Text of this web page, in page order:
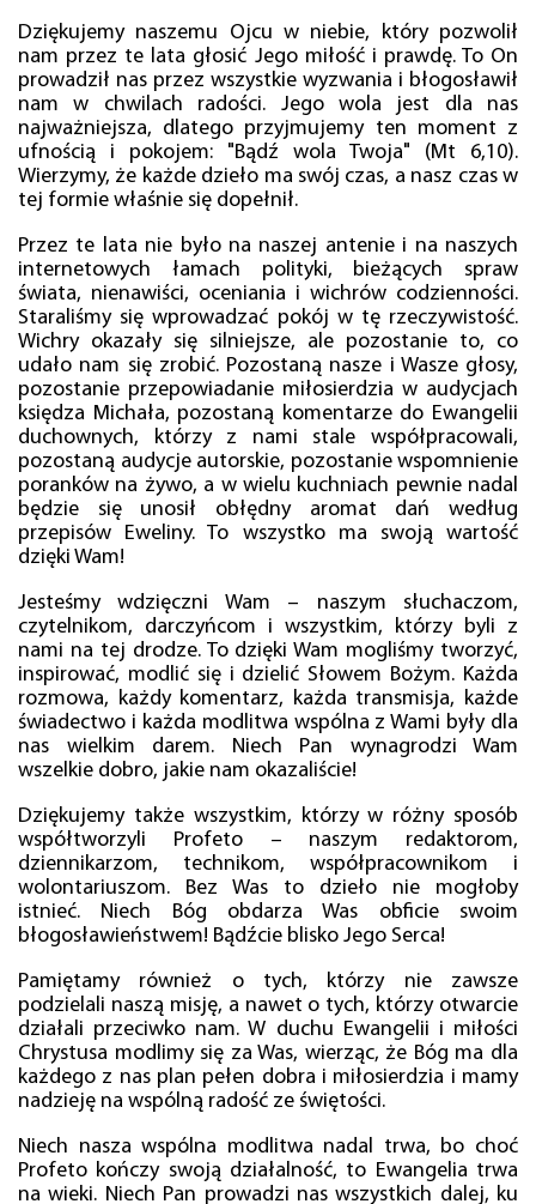
Dziękujemy naszemu Ojcu w niebie, który pozwolił
nam przez te lata głosić Jego miłość i prawdę. To On
prowadził nas przez wszystkie wyzwania i błogosławił
nam w chwilach radości. Jego wola jest dla nas
najważniejsza, dlatego przyjmujemy ten moment z
ufnością i pokojem: "Bądź wola Twoja" (Mt 6,10).
Wierzymy, że każde dzieło ma swój czas, a nasz czas w
tej formie właśnie się dopełnił.
Przez te lata nie było na naszej antenie i na naszych
internetowych łamach polityki, bieżących spraw
świata, nienawiści, oceniania i wichrów codzienności.
Staraliśmy się wprowadzać pokój w tę rzeczywistość.
Wichry okazały się silniejsze, ale pozostanie to, co
udało nam się zrobić. Pozostaną nasze i Wasze głosy,
pozostanie przepowiadanie miłosierdzia w audycjach
księdza Michała, pozostaną komentarze do Ewangelii
duchownych, którzy z nami stale współpracowali,
pozostaną audycje autorskie, pozostanie wspomnienie
poranków na żywo, a w wielu kuchniach pewnie nadal
będzie się unosił obłędny aromat dań według
przepisów Eweliny. To wszystko ma swoją wartość
dzięki Wam!
Jesteśmy wdzięczni Wam – naszym słuchaczom,
czytelnikom, darczyńcom i wszystkim, którzy byli z
nami na tej drodze. To dzięki Wam mogliśmy tworzyć,
inspirować, modlić się i dzielić Słowem Bożym. Każda
rozmowa, każdy komentarz, każda transmisja, każde
świadectwo i każda modlitwa wspólna z Wami były dla
nas wielkim darem. Niech Pan wynagrodzi Wam
wszelkie dobro, jakie nam okazaliście!
Dziękujemy także wszystkim, którzy w różny sposób
współtworzyli Profeto – naszym redaktorom,
dziennikarzom, technikom, współpracownikom i
wolontariuszom. Bez Was to dzieło nie mogłoby
istnieć. Niech Bóg obdarza Was obficie swoim
błogosławieństwem! Bądźcie blisko Jego Serca!
Pamiętamy również o tych, którzy nie zawsze
podzielali naszą misję, a nawet o tych, którzy otwarcie
działali przeciwko nam. W duchu Ewangelii i miłości
Chrystusa modlimy się za Was, wierząc, że Bóg ma dla
każdego z nas plan pełen dobra i miłosierdzia i mamy
nadzieję na wspólną radość ze świętości.
Niech nasza wspólna modlitwa nadal trwa, bo choć
Profeto kończy swoją działalność, to Ewangelia trwa
na wieki. Niech Pan prowadzi nas wszystkich dalej, ku